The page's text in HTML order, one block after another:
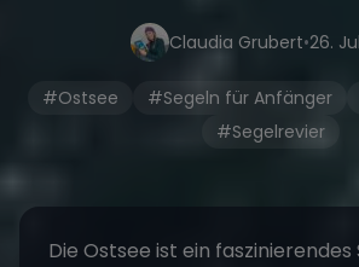
Claudia Grubert•26.
#Ostsee #Segeln für Anfänger
#Segelrevier
Die Ostsee ist ein faszinierendes